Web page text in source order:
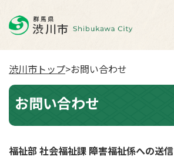
渋川市トップ>お問い合わせ
お問い合わせ
福祉部 社会福祉課 障害福祉係への送信